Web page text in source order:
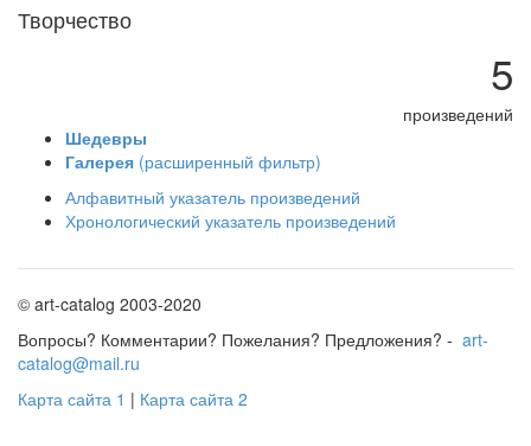
Творчество
5
произведений
Шедевры
Галерея (расширенный фильтр)
Алфавитный указатель произведений
Хронологический указатель произведений
© art-catalog 2003-2020
Вопросы? Комментарии? Пожелания? Предложения? - art-
catalog@mail.ru
Карта сайта 1 | Карта сайта 2